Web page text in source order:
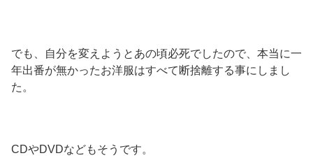
でも、自分を変えようとあの頃必死でしたので、本当に一
年出番が無かったお洋服はすべて断捨離する事にしまし
た。
CDやDVDなどもそうです。